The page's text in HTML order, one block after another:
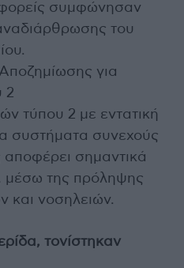
φορείς συμφώνησαν
του
για
2
τύπου 2 με εντατική
συστήματα συνεχούς
σημαντικά
μέσω της πρόληψης
και νοσηλειών.
τονίστηκαν